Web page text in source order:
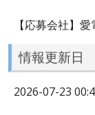
【応募会社】
情報更新日
2026-07-23